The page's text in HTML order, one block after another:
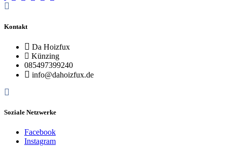
Kontakt
Da Hoizfux
Künzing
085497399240
info@dahoizfux.de
Soziale Netzwerke
Facebook
Instagram